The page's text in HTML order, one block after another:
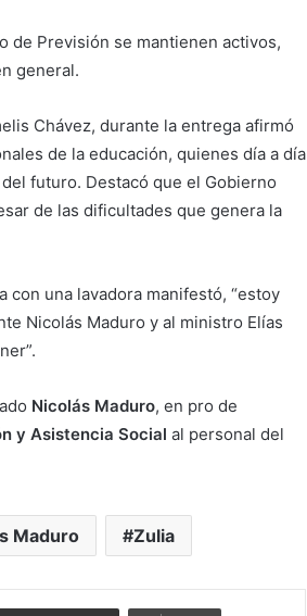
de Previsión se mantienen activos,
general.
Chávez, durante la entrega afirmó
de la educación, quienes día a día
futuro. Destacó que el Gobierno
de las dificultades que genera la
con una lavadora manifestó, “estoy
Nicolás Maduro y al ministro Elías
Nicolás Maduro, en pro de
y Asistencia Social al personal del
Maduro Zulia